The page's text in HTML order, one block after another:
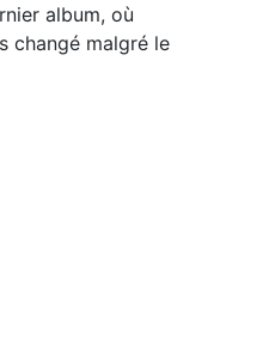
album, où
changé malgré le